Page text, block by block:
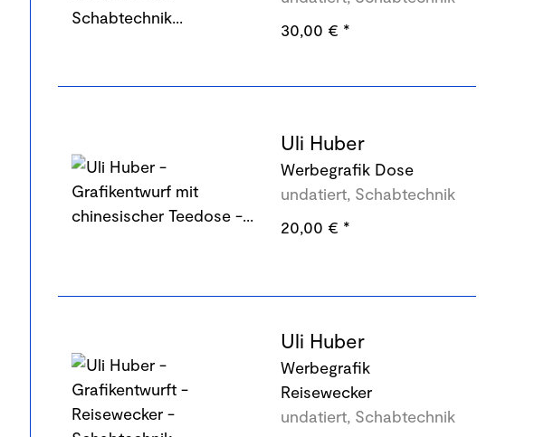
30,00 € *
Uli Huber
Werbegrafik Dose
undatiert, Schabtechnik
20,00 € *
Uli Huber
Werbegrafik
Reisewecker
undatiert, Schabtechnik